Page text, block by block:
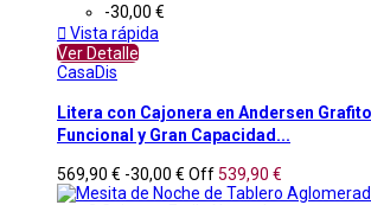
-30,00 €
 Vista rápida
Ver Detalle
CasaDis
Litera con Cajonera en Andersen
Funcional y Gran Capacidad...
569,90 € -30,00 € Off539,90 €